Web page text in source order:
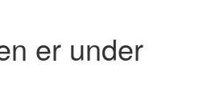
er under